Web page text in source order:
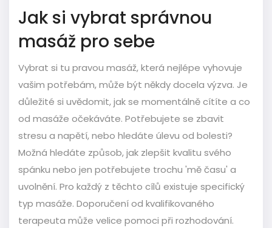
Jak si vybrat správnou
masáž pro sebe
Vybrat si tu pravou masáž, která nejlépe vyhovuje
vašim potřebám, může být někdy docela výzva. Je
důležité si uvědomit, jak se momentálně cítíte a co
od masáže očekáváte. Potřebujete se zbavit
stresu a napětí, nebo hledáte úlevu od bolesti?
Možná hledáte způsob, jak zlepšit kvalitu svého
spánku nebo jen potřebujete trochu 'mě času' a
uvolnění. Pro každý z těchto cílů existuje specifický
typ masáže. Doporučení od kvalifikovaného
terapeuta může velice pomoci při rozhodování.